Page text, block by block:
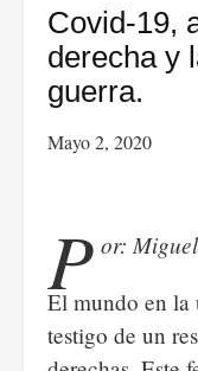
muerte
tiene
muchas
y
somos
las
Covid-19,
derecha y
guerra.
Mayo 2, 2020
P or:
El mundo en la
testigo de un